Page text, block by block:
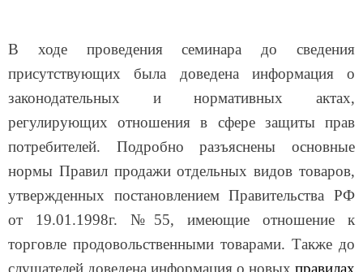
присутствующих была доведена информация о
законодательных и нормативных актах,
регулирующих отношения в сфере защиты прав
потребителей. Подробно разъяснены основные
нормы Правил продажи отдельных видов товаров,
утвержденных постановлением Правительства РФ
от 19.01.1998г. №55, имеющие отношение к
торговле продовольственными товарами. Также до
слушателей доведена информация о новых
правилах